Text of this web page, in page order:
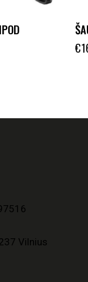
€
Vilnius